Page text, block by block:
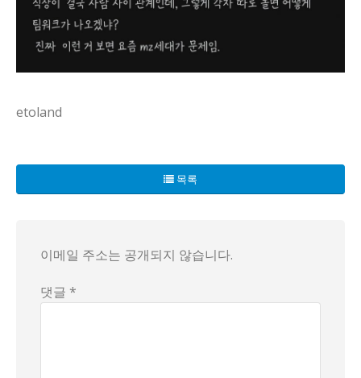
etoland
호칭은 거리감을 결정하는 신호이자, 합의의 시작점입니다.
과거에는 윗사람이 “오빠”라고 불러주면 그게 예의였고 분
독자는 어떤 관점으로 이 논의를 바라보나요? 그냥 편한 관
목록
이메일 주소는 공개되지 않습니다.
댓글 *